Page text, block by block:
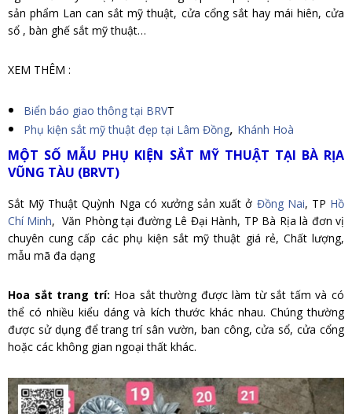
sản phẩm Lan can sắt mỹ thuật, cửa cổng sắt hay mái hiên, cửa
sổ , bàn ghế sắt mỹ thuật…
XEM THÊM :
Biển báo giao thông tại BRVT
Phụ kiện sắt mỹ thuật đẹp tại Lâm Đồng, Khánh Hoà
MỘT SỐ MẪU PHỤ KIỆN SẮT MỸ THUẬT TẠI BÀ RỊA
VŨNG TÀU (BRVT)
Sắt Mỹ Thuật Quỳnh Nga có xưởng sản xuất ở Đồng Nai, TP Hồ
Chí Minh, Văn Phòng tại đường Lê Đại Hành, TP Bà Rịa là đơn vị
chuyên cung cấp các phụ kiện sắt mỹ thuật giá rẻ, Chất lượng,
mẫu mã đa dạng
Hoa sắt trang trí: Hoa sắt thường được làm từ sắt tấm và có
thể có nhiều kiểu dáng và kích thước khác nhau. Chúng thường
được sử dụng để trang trí sân vườn, ban công, cửa sổ, cửa cổng
hoặc các không gian ngoại thất khác.